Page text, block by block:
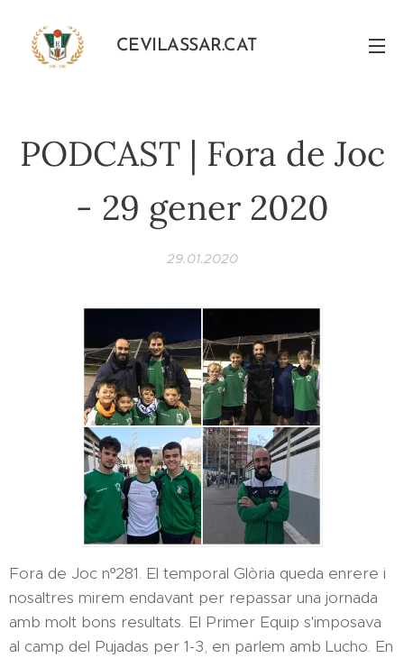
CEVILASSAR.CAT
PODCAST | Fora de Joc
- 29 gener 2020
29.01.2020
Fora de Joc nº281. El temporal Glòria queda enrere i
nosaltres mirem endavant per repassar una jornada
amb molt bons resultats. El Primer Equip s'imposava
al camp del Pujadas per 1-3, en parlem amb Lucho. En